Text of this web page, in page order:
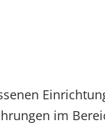
im